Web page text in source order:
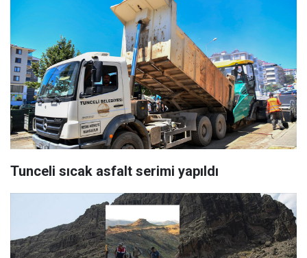
Tunceli sıcak asfalt serimi yapıldı